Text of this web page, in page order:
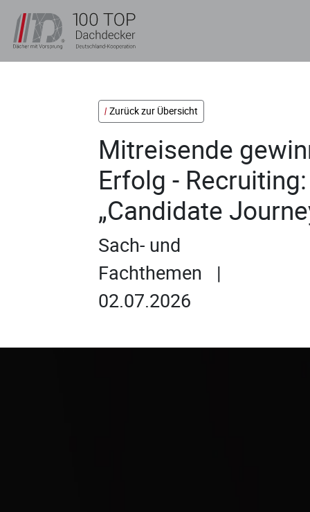
Zurück zur Übersicht
Mitreisende
Erfolg -
„Candidate
Sach- und
Fachthemen |
02.07.2026